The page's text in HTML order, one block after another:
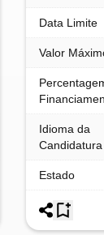
Data Limite
Valor
Idioma da
Estado